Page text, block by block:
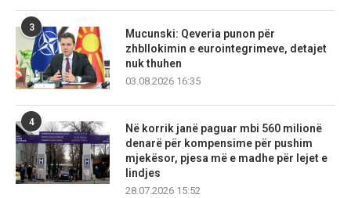
3
Mucunski: Qeveria punon për
zhbllokimin e eurointegrimeve, detajet
nuk thuhen
03.08.2026 16:35
4
Në korrik janë paguar mbi 560 milionë
denarë për kompensime për pushim
mjekësor, pjesa më e madhe për lejet e
lindjes
28.07.2026 15:52